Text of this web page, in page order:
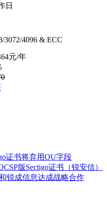
日
3072/4096 & ECC
元/年
证书将弃用OU字段
版Sectigo证书（锐安信）
锐成信息达成战略合作